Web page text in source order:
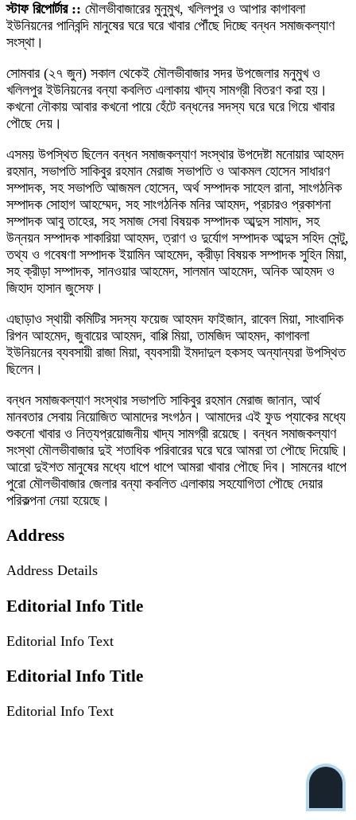
স্টাফ রিপোর্টার :: মৌলভীবাজারের মুনুমুখ, খলিলপুর ও আপার কাগাবলা
ইউনিয়নের পানিবন্দি মানুষের ঘরে ঘরে খাবার পৌঁছে দিচ্ছে বন্ধন সমাজকল্যাণ
সংস্থা।
সোমবার (২৭ জুন) সকাল থেকেই মৌলভীবাজার সদর উপজেলার মনুমুখ ও
খলিলপুর ইউনিয়নের বন্যা কবলিত এলাকায় খাদ্য সামগ্রী বিতরণ করা হয়।
কখনো নৌকায় আবার কখনো পায়ে হেঁটে বন্ধনের সদস্য ঘরে ঘরে গিয়ে খাবার
পৌছে দেয়।
এসময় উপস্থিত ছিলেন বন্ধন সমাজকল্যাণ সংস্থার উপদেষ্টা মনোয়ার আহমদ
রহমান, সভাপতি সাকিবুর রহমান মেরাজ সভাপতি ও আকমল হোসেন সাধারণ
সম্পাদক, সহ সভাপতি আজমল হোসেন, অর্থ সম্পাদক সাহেল রানা, সাংগঠনিক
সম্পাদক সোহাগ আহম্মেদ, সহ সাংগঠনিক মনির আহমদ, প্রচারও প্রকাশনা
সম্পাদক আবু তাহের, সহ সমাজ সেবা বিষয়ক সম্পাদক আব্দুস সামাদ, সহ
উন্নয়ন সম্পাদক শাকারিয়া আহমদ, ত্রাণ ও দুর্যোগ সম্পাদক আব্দুস সহিদ সেন্টু,
তথ্য ও গবেষণা সম্পাদক ইয়ামিন আহমেদ, ক্রীড়া বিষয়ক সম্পাদক সুহিন মিয়া,
সহ ক্রীড়া সম্পাদক, সানওয়ার আহমেদ, সালমান আহমেদ, অনিক আহমদ ও
জিহাদ হাসান জুসেফ।
এছাড়াও স্থায়ী কমিটির সদস্য ফয়েজ আহমদ ফাইজান, রাবেল মিয়া, সাংবাদিক
রিপন আহমেদ, জুবায়ের আহমদ, বাপ্পি মিয়া, তামজিদ আহমদ, কাগাবলা
ইউনিয়নের ব্যবসায়ী রাজা মিয়া, ব্যবসায়ী ইমদাদুল হকসহ অন্যান্যরা উপস্থিত
ছিলেন।
বন্ধন সমাজকল্যাণ সংস্থার সভাপতি সাকিবুর রহমান মেরাজ জানান, আর্থ
মানবতার সেবায় নিয়োজিত আমাদের সংগঠন। আমাদের এই ফুড প্যাকের মধ্যে
শুকনো খাবার ও নিত্যপ্রয়োজনীয় খাদ্য সামগ্রী রয়েছে। বন্ধন সমাজকল্যাণ
সংস্থা মৌলভীবাজার দুই শতাধিক পরিবারের ঘরে ঘরে আমরা তা পৌছে দিয়েছি।
আরো দুইশত মানুষের মধ্যে ধাপে ধাপে আমরা খাবার পৌছে দিব। সামনের ধাপে
পুরো মৌলভীবাজার জেলার বন্যা কবলিত এলাকায় সহযোগিতা পৌছে দেয়ার
পরিকল্পনা নেয়া হয়েছে।
Address
Address Details
Editorial Info Title
Editorial Info Text
Editorial Info Title
Editorial Info Text